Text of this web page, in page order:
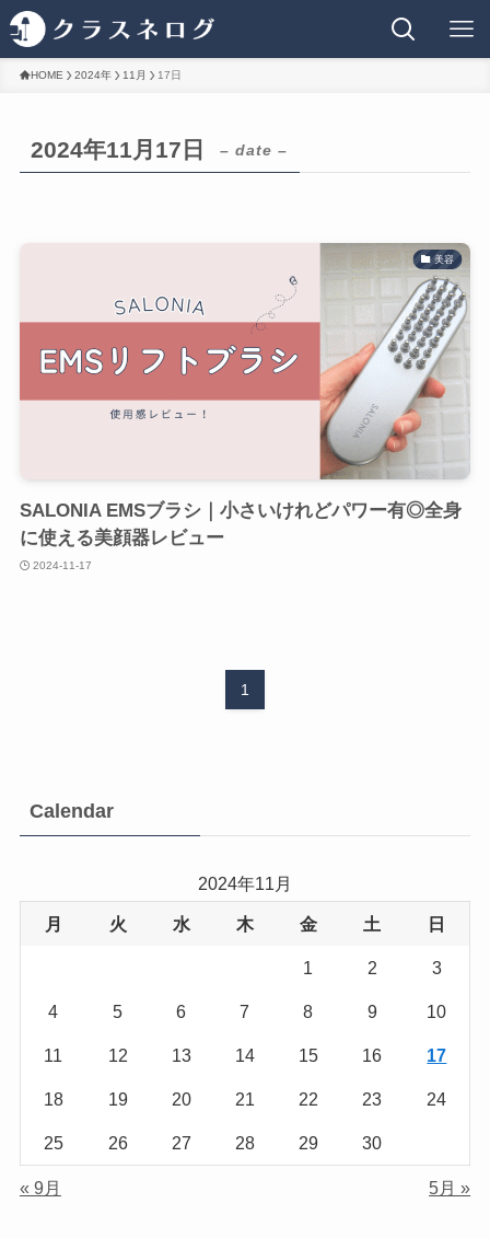
HOME 2024年 11月 17日
2024年11月17日 – date –
美容
SALONIA EMSブラシ｜小さいけれどパワー有◎全身
に使える美顔器レビュー
2024-11-17
1
Calendar
2024年11月
月 火 水 木 金 土 日
1 2 3
4 5 6 7 8 9 10
11 12 13 14 15 16 17
18 19 20 21 22 23 24
25 26 27 28 29 30
« 9月 5月 »